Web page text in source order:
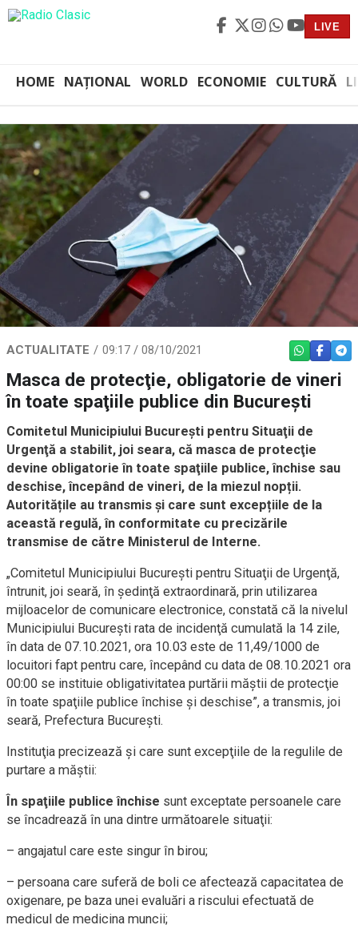
LIVE
HOME NAȚIONAL WORLD ECONOMIE CULTURĂ
ACTUALITATE 09:17 / 08/10/2021 WHATSAPP
Masca de protecţie, obligatorie de vineri
în toate spaţiile publice din Bucureşti
Comitetul Municipiului Bucureşti pentru Situaţii de
Urgenţă a stabilit, joi seara, că masca de protecţie
devine obligatorie în toate spaţiile publice, închise sau
deschise, începând de vineri, de la miezul nopții.
Autoritățile au transmis și care sunt excepțiile de la
această regulă, în conformitate cu precizările
transmise de către Ministerul de Interne.
„Comitetul Municipiului Bucureşti pentru Situaţii de Urgenţă,
întrunit, joi seară, în şedinţă extraordinară, prin utilizarea
mijloacelor de comunicare electronice, constată că la nivelul
Municipiului Bucureşti rata de incidenţă cumulată la 14 zile,
în data de 07.10.2021, ora 10.03 este de 11,49/1000 de
locuitori fapt pentru care, începând cu data de 08.10.2021 ora
00:00 se instituie obligativitatea purtării măştii de protecţie
în toate spaţiile publice închise şi deschise”, a transmis, joi
seară, Prefectura Bucureşti.
Instituţia precizează și care sunt excepţiile de la regulile de
purtare a măştii:
În spaţiile publice închise sunt exceptate persoanele care
se încadrează în una dintre următoarele situaţii:
– angajatul care este singur în birou;
– persoana care suferă de boli ce afectează capacitatea de
oxigenare, pe baza unei evaluări a riscului efectuată de
medicul de medicina muncii;